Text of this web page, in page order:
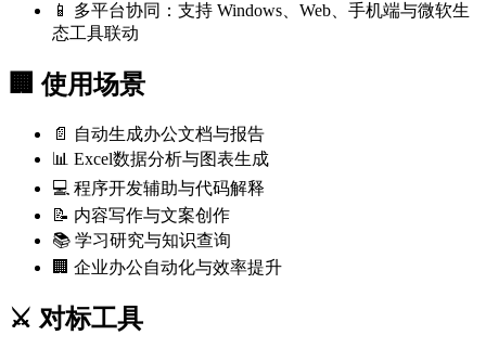
📱 多平台协同：支持 Windows、Web、手机端与微软生
态工具联动
🏢 使用场景
📄 自动生成办公文档与报告
📊 Excel数据分析与图表生成
💻 程序开发辅助与代码解释
📝 内容写作与文案创作
📚 学习研究与知识查询
🏢 企业办公自动化与效率提升
⚔️ 对标工具